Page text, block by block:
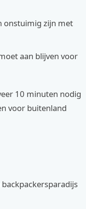
onstuimig zijn met
aan blijven voor
10 minuten nodig
voor buitenland